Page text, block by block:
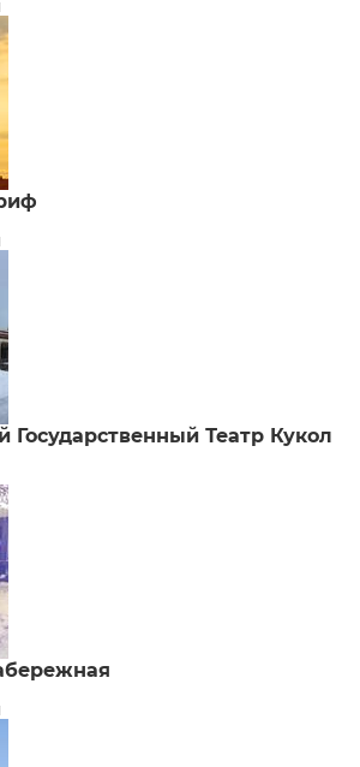
Государственный Театр Кукол